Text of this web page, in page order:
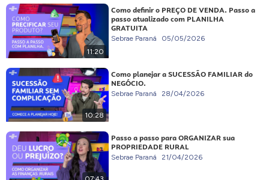
11:20
Como definir o PREÇO DE VENDA. Passo a
passo atualizado com PLANILHA
GRATUITA
Sebrae Paraná 05/05/2026
10:28
Como planejar a SUCESSÃO FAMILIAR do
NEGÓCIO.
Sebrae Paraná 28/04/2026
Passo a passo para ORGANIZAR sua
PROPRIEDADE RURAL
Sebrae Paraná 21/04/2026